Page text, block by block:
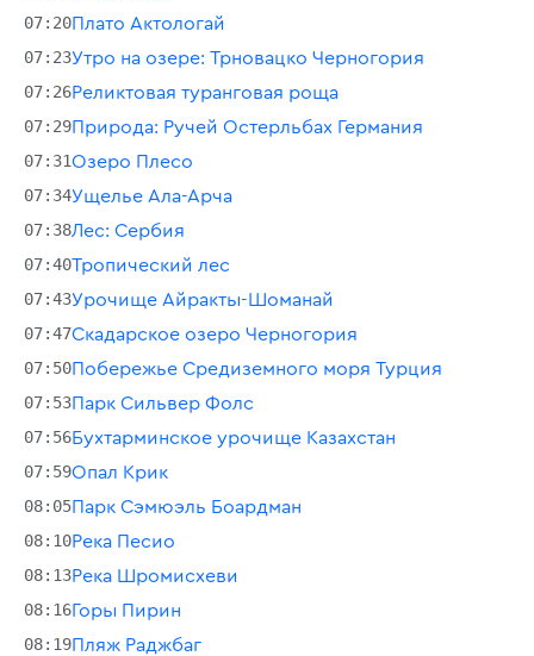
07:20Плато Актологай
07:23Утро на озере: Трновацко Черногория
07:26Реликтовая туранговая роща
07:29Природа: Ручей Остерльбах Германия
07:31Озеро Плесо
07:34Ущелье Ала-Арча
07:38Лес: Сербия
07:40Тропический лес
07:43Урочище Айракты-Шоманай
07:47Скадарское озеро Черногория
07:50Побережье Средиземного моря Турция
07:53Парк Сильвер Фолс
07:56Бухтарминское урочище Казахстан
07:59Опал Крик
08:05Парк Сэмюэль Боардман
08:10Река Песио
08:13Река Шромисхеви
08:16Горы Пирин
08:19Пляж Раджбаг